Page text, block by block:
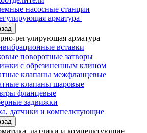
насосные станции
арматура
регулирующая арматура
вставки
поворотные затворы
с обрезиненным клином
клапаны межфланцевые
клапаны шаровые
фланцевые
задвижки
датчики и компелктующие
датчики и компелктующие